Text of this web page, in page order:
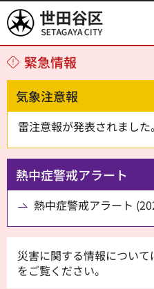
世田谷区
緊急情報
気象注意報
雷注意報が発表されました。
熱中症警戒アラート
熱中症警戒アラート
災害に関する情報について
をご覧ください。